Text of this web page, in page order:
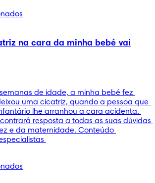
na cara da minha bebé vai
de idade, a minha bebé fez
uma cicatriz, quando a pessoa que
lhe arranhou a cara acidenta.
resposta a todas as suas dúvidas
e da maternidade. Conteúdo